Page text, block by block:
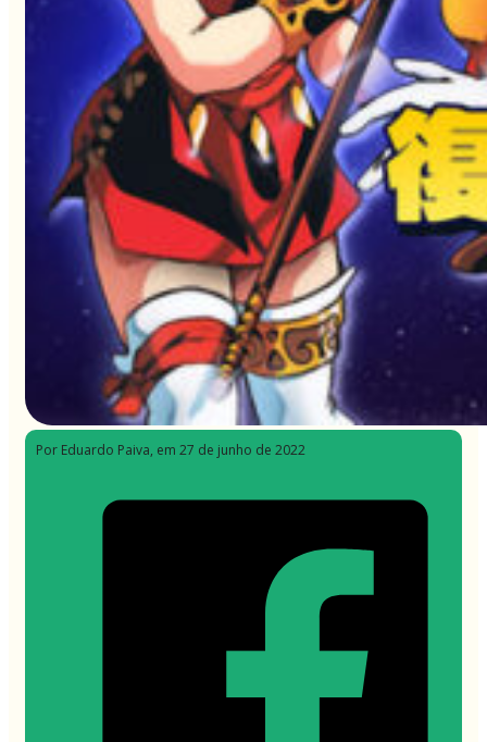
Por Eduardo Paiva, em 27 de junho de 2022